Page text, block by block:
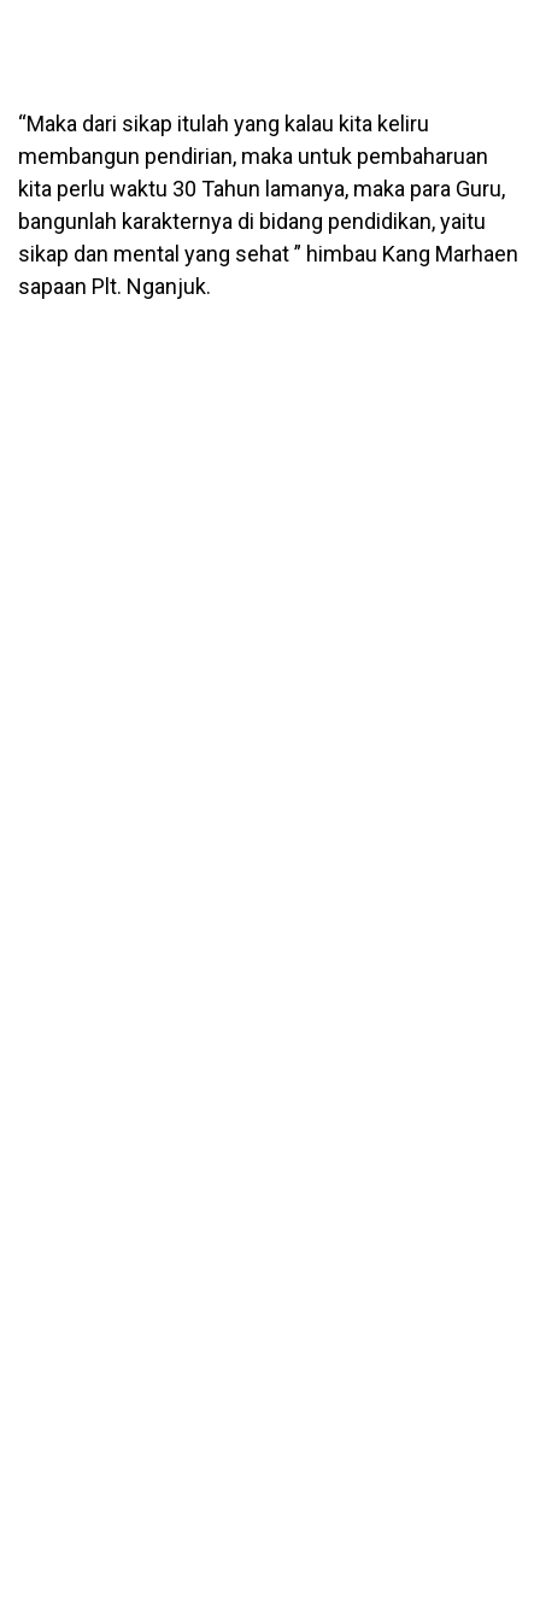
“Maka dari sikap itulah yang kalau kita keliru
membangun pendirian, maka untuk pembaharuan
kita perlu waktu 30 Tahun lamanya, maka para Guru,
bangunlah karakternya di bidang pendidikan, yaitu
sikap dan mental yang sehat ” himbau Kang Marhaen
sapaan Plt. Nganjuk.